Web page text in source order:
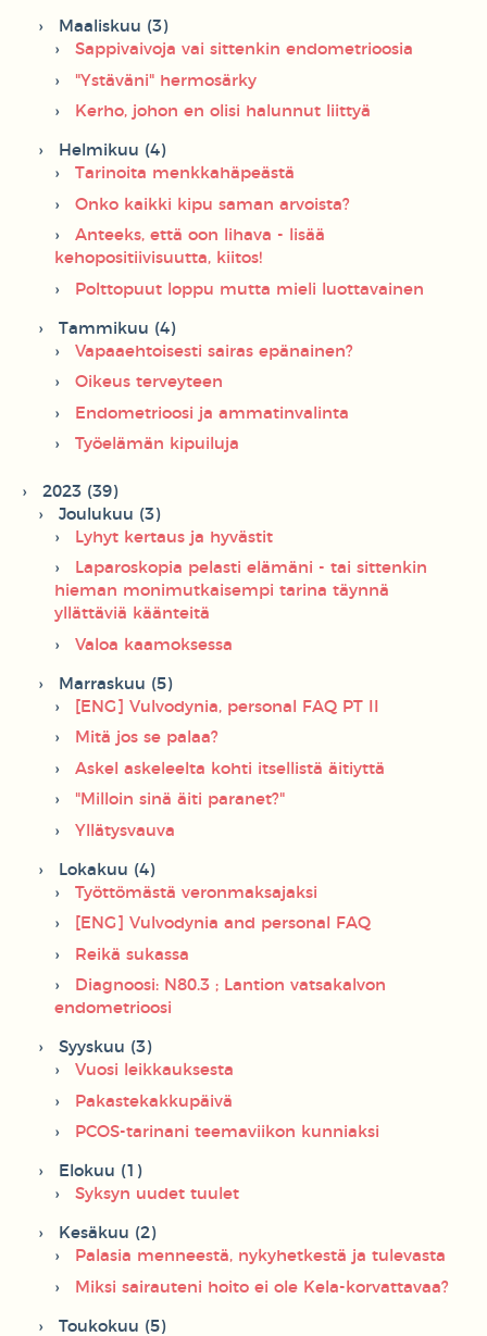
Maaliskuu (3)
Sappivaivoja vai sittenkin endometrioosia
"Ystäväni" hermosärky
Kerho, johon en olisi halunnut liittyä
Helmikuu (4)
Tarinoita menkkahäpeästä
Onko kaikki kipu saman arvoista?
Anteeks, että oon lihava - lisää
kehopositiivisuutta, kiitos!
Polttopuut loppu mutta mieli luottavainen
Tammikuu (4)
Vapaaehtoisesti sairas epänainen?
Oikeus terveyteen
Endometrioosi ja ammatinvalinta
Työelämän kipuiluja
2023 (39)
Joulukuu (3)
Lyhyt kertaus ja hyvästit
Laparoskopia pelasti elämäni - tai sittenkin
hieman monimutkaisempi tarina täynnä
yllättäviä käänteitä
Valoa kaamoksessa
Marraskuu (5)
[ENG] Vulvodynia, personal FAQ PT II
Mitä jos se palaa?
Askel askeleelta kohti itsellistä äitiyttä
"Milloin sinä äiti paranet?"
Yllätysvauva
Lokakuu (4)
Työttömästä veronmaksajaksi
[ENG] Vulvodynia and personal FAQ
Reikä sukassa
Diagnoosi: N80.3 ; Lantion vatsakalvon
endometrioosi
Syyskuu (3)
Vuosi leikkauksesta
Pakastekakkupäivä
PCOS-tarinani teemaviikon kunniaksi
Elokuu (1)
Syksyn uudet tuulet
Kesäkuu (2)
Palasia menneestä, nykyhetkestä ja tulevasta
Miksi sairauteni hoito ei ole Kela-korvattavaa?
Toukokuu (5)